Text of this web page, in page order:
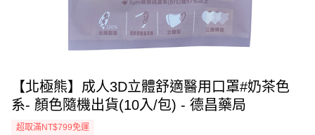
【北極熊】成人3D立體舒適醫用口罩#奶茶色
系- 顏色隨機出貨(10入/包) - 德昌藥局
超取滿NT$799免運